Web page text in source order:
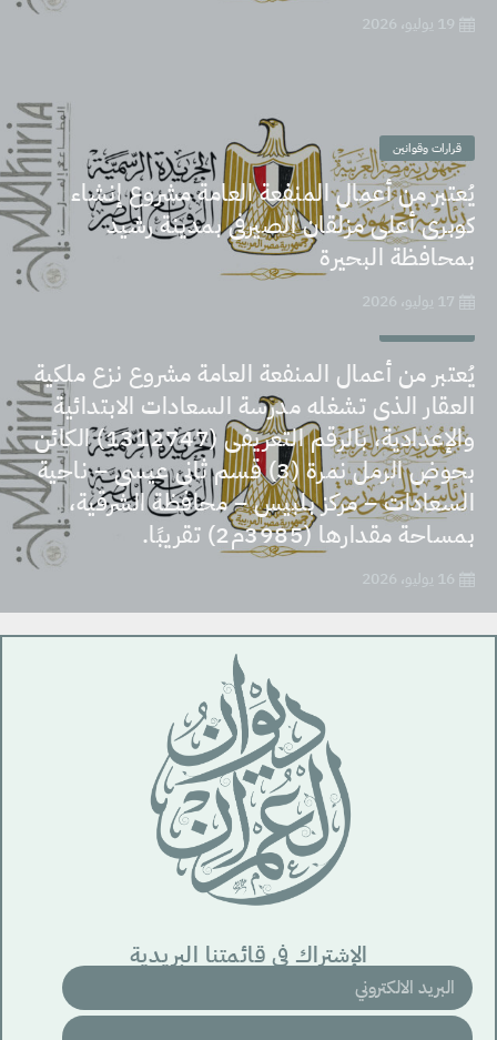
19 يوليو، 2026
قرارات وقوانين
يُعتبر من أعمال المنفعة العامة مشروع إنشاء
كوبرى أعلى مزلقان الصيرفى بمدينة رشيد
بمحافظة البحيرة
17 يوليو، 2026
يُعتبر من أعمال المنفعة العامة مشروع نزع ملكية
العقار الذى تشغله مدرسة السعادات الابتدائية
والإعدادية، بالرقم التعريفى (1312747) الكائن
بحوض الرمل نمرة (3) قسم ثانى عيسى – ناحية
السعادات – مركز بلبيس – محافظة الشرقية،
بمساحة مقدارها (3985م2) تقريبًا.
16 يوليو، 2026
الإشتراك في قائمتنا البريدية